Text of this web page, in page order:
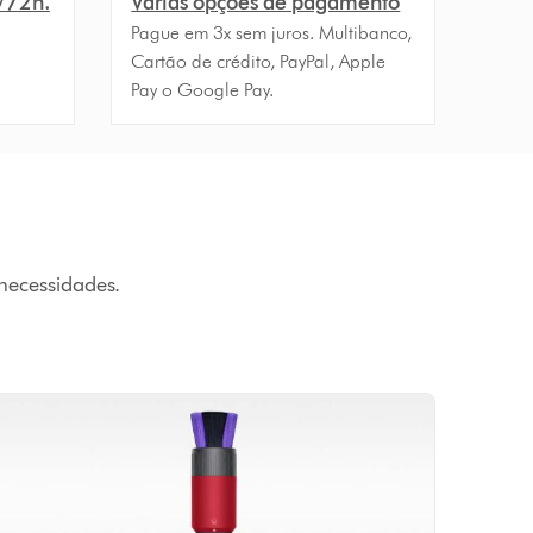
Pague em 3x sem juros. Multibanco,
Cartão de crédito, PayPal, Apple
Pay o Google Pay.